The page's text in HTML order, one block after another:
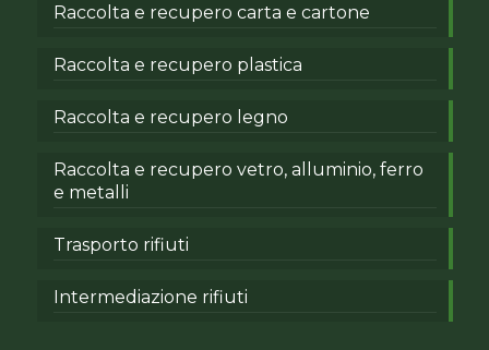
Raccolta e recupero carta e cartone
Raccolta e recupero plastica
Raccolta e recupero legno
Raccolta e recupero vetro, alluminio, ferro
e metalli
Trasporto rifiuti
Intermediazione rifiuti